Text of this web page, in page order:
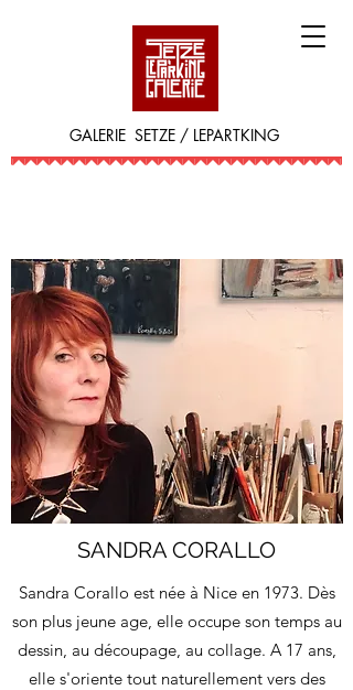
GALERIE SETZE / LEPARTKING
SANDRA CORALLO
Sandra Corallo est née à Nice en 1973. Dès
son plus jeune age, elle occupe son temps au
dessin, au découpage, au collage. A 17 ans,
elle s'oriente tout naturellement vers des